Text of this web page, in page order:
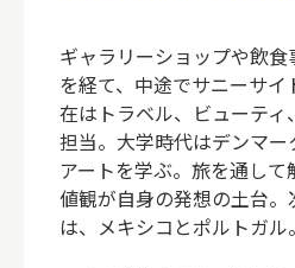
ギャラリーショップや飲
を経て、中途でサニーサ
在はトラベル、ビューティ
担当。大学時代はデンマ
アートを学ぶ。旅を通し
値観が自身の発想の土台
は、メキシコとポルトガル。